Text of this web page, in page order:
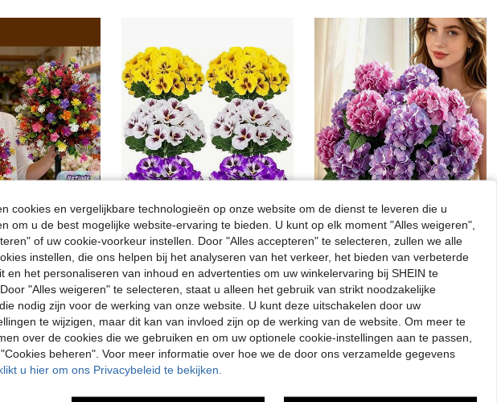
Lente- en zomercollectie - Kunstmatig kleurrijk klein bloemenboeket - Gemaakt van plastic, duurzaam en langdurig - Geschikt voor veranda, tuin, pad en begraafplaats - Creëer een helende tuinhoek, zachte tuinversiering - Feestelijke realistische bloemen - Onderhoudsvrij, kleurvast - Perfect voor kantoor en thuis
30 stuks kunstmatige viooltjes met dubbele bloemblaadjes = 3 stelen - realistische kunstbloemen van plastic, geschikt voor buiten/binnen, weerbestendig, geen onderhoud, levendig wit paars geel kleurenschema, tuinieren en woninginrichting
29 over
9.78€
27 over
4.80€
cookies en vergelijkbare technologieën op onze website om de dienst te leveren die u
om u de best mogelijke website-ervaring te bieden. U kunt op elk moment "Alles weigeren",
of uw cookie-voorkeur instellen. Door "Alles accepteren" te selecteren, zullen we alle
instellen, die ons helpen bij het analyseren van het verkeer, het bieden van verbeterde
en het personaliseren van inhoud en advertenties om uw winkelervaring bij SHEIN te
"Alles weigeren" te selecteren, staat u alleen het gebruik van strikt noodzakelijke
nodig zijn voor de werking van onze website. U kunt deze uitschakelen door uw
te wijzigen, maar dit kan van invloed zijn op de werking van de website. Om meer te
over de cookies die we gebruiken en om uw optionele cookie-instellingen aan te passen,
beheren". Voor meer informatie over hoe we de door ons verzamelde gegevens
u hier om ons Privacybeleid te bekijken.